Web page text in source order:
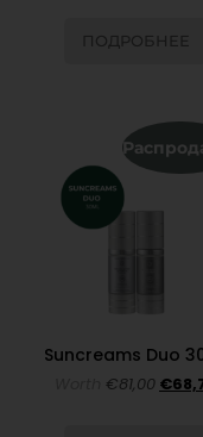
ПОДРОБНЕЕ
Suncreams Duo
€81,00 €